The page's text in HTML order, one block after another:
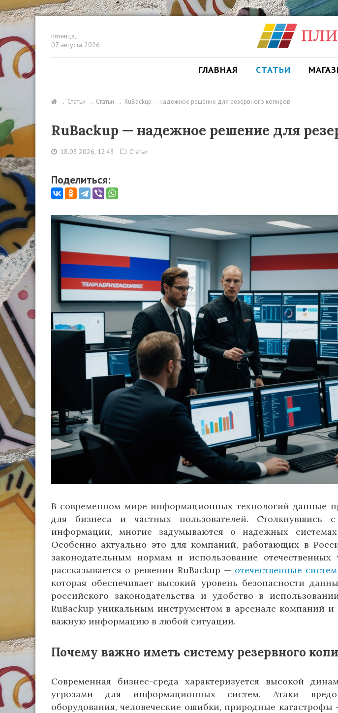
пятница,
07 августа 2026
ГЛАВНАЯ СТАТЬИ
Статьи Статьи RuBackup — надежное решение для резервного копиров…
RuBackup — надежное решение для
18.03.2026, 12:43 Статьи
Поделиться:
В современном мире информационных технологий данные
для бизнеса и частных пользователей. Столкнувшись
информации, многие задумываются о надежных системах
Особенно актуально это для компаний, работающих в
законодательным нормам и использование отечественных
рассказывается о решении RuBackup — отечественные
которая обеспечивает высокий уровень безопасности
российского законодательства и удобство в
RuBackup уникальным инструментом в арсенале компаний и
важную информацию в любой ситуации.
Почему важно иметь систему резервного
Современная бизнес-среда характеризуется высокой
угрозами для информационных систем. Атаки
оборудования, человеческие ошибки, природные